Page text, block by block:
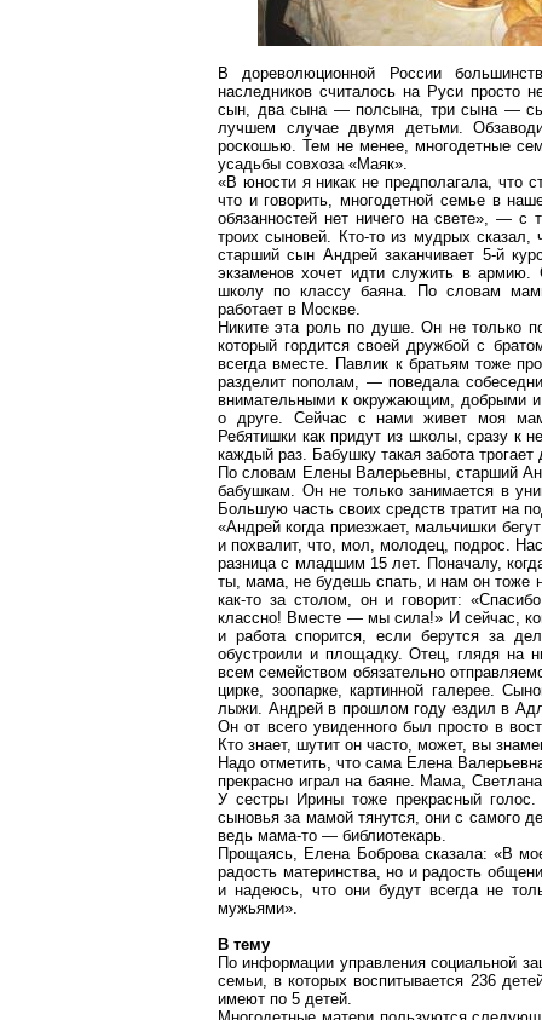
В дореволюционной России
наследников считалось на Руси
сын, два сына — полсына, три сына —
лучшем случае двумя детьми.
роскошью. Тем не менее, многодетные
усадьбы совхоза «Маяк».
«В юности я никак не предполагала, что
что и говорить, многодетной семье в
обязанностей нет ничего на свете», —
троих сыновей. Кто-то из мудрых
старший сын Андрей заканчивает 5-й
экзаменов хочет идти служить в
школу по классу баяна. По словам
работает в Москве.
Никите эта роль по душе. Он не только
который гордится своей дружбой с
всегда вместе. Павлик к братьям тоже
разделит пополам, — поведала
внимательными к окружающим, добрыми
о друге. Сейчас с нами живет моя
Ребятишки как придут из школы, сразу к
каждый раз. Бабушку такая забота трогает
По словам Елены Валерьевны, старший
бабушкам. Он не только занимается в
Большую часть своих средств тратит на
«Андрей когда приезжает, мальчишки
и похвалит, что, мол, молодец, подрос.
разница с младшим 15 лет. Поначалу,
ты, мама, не будешь спать, и нам он тоже
как-то за столом, он и говорит:
классно! Вместе — мы сила!» И сейчас,
и работа спорится, если берутся за
обустроили и площадку. Отец, глядя на
всем семейством обязательно
цирке, зоопарке, картинной галерее.
лыжи. Андрей в прошлом году ездил в
Он от всего увиденного был просто в
Кто знает, шутит он часто, может, вы
Надо отметить, что сама Елена
прекрасно играл на баяне. Мама,
У сестры Ирины тоже прекрасный
сыновья за мамой тянутся, они с самого
ведь мама-то — библиотекарь.
Прощаясь, Елена Боброва сказала: «В
радость материнства, но и радость
и надеюсь, что они будут всегда не
мужьями».
В тему
По информации управления социальной
семьи, в которых воспитывается 236
имеют по 5 детей.